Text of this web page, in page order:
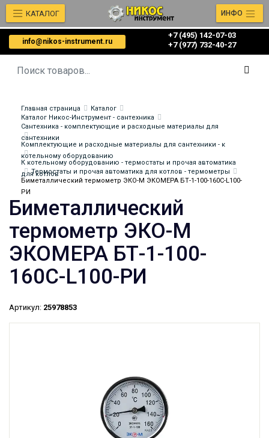
info@nikos-instrument.ru
+7 (495) 142-07-03
‎‎+7 (977) 732-40-27
КАТАЛОГ ИНФО
Главная страница
Каталог
Каталог Никос-Инструмент - сантехника
Сантехника - комплектующие и расходные материалы для
сантехники
Комплектующие и расходные материалы для сантехники - к
котельному оборудованию
К котельному оборудованию - термостаты и прочая автоматика
для котлов
Термостаты и прочая автоматика для котлов - термометры
Биметаллический термометр ЭКО-М ЭКОМЕРА БТ-1-100-160С-L100-
РИ
Биметаллический
термометр ЭКО-М
ЭКОМЕРА БТ-1-100-
160С-L100-РИ
Артикул: 25978853